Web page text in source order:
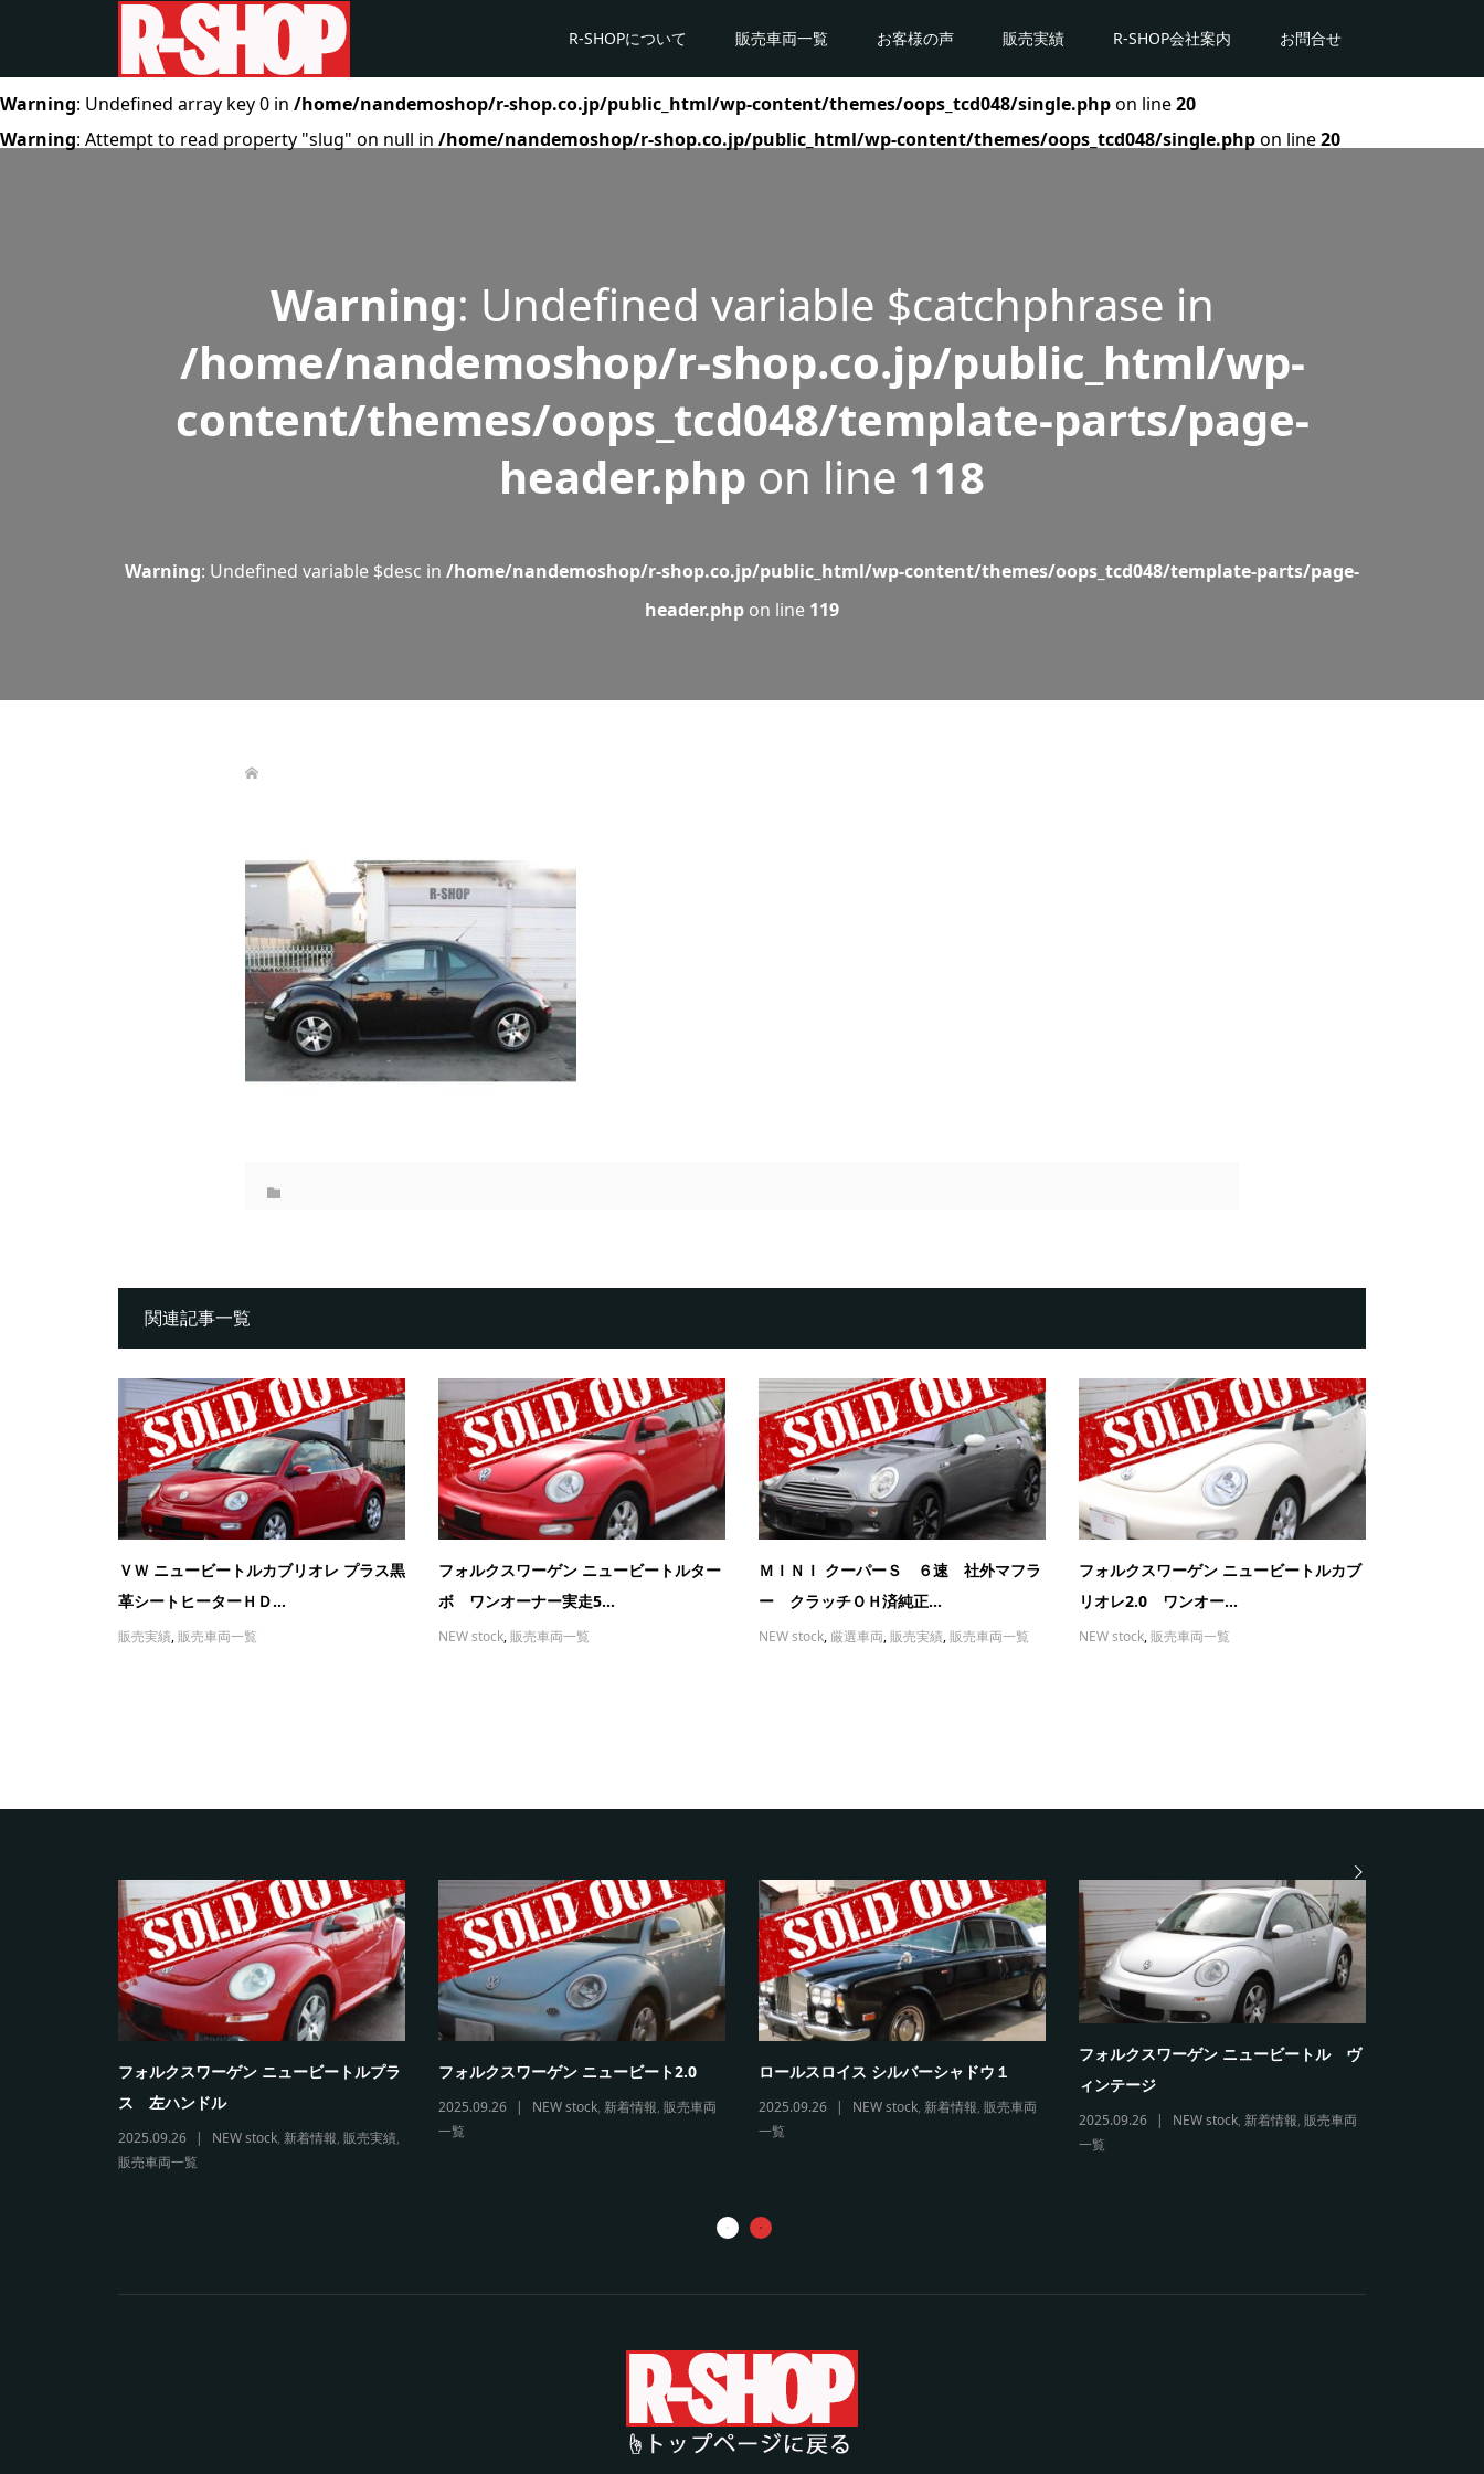
R-SHOPについて 販売車両一覧 お客様の声 販売実績 R-SHOP会社案内 お問合せ
Warning: Undefined array key 0 in /home/nandemoshop/r-shop.co.jp/public_html/wp-content/themes/oops_tcd048/single.phpon line20
Warning: Attempt to read property "slug" on null in /home/nandemoshop/r-shop.co.jp/public_html/wp-content/themes/oops_tcd048/single.phpon line20
Warning: Undefined variable $catchphrase in
/home/nandemoshop/r-shop.co.jp/public_html/wp-
content/themes/oops_tcd048/template-parts/page-
header.php on line 118
Warning: Undefined variable $desc in /home/nandemoshop/r-shop.co.jp/public_html/wp-content/themes/oops_tcd048/template-parts/page-
header.php on line 119
関連記事一覧
ＶＷ ニュービートルカブリオレ プラス黒
革シートヒーターＨＤ...
販売実績,販売車両一覧
フォルクスワーゲン ニュービートルター
ボ ワンオーナー実走5...
NEW stock,販売車両一覧
ＭＩＮＩ クーパーＳ ６速 社外マフラ
ー クラッチＯＨ済純正...
NEW stock, 厳選車両,販売実績,販売車両一覧
フォルクスワーゲン ニュービートルカブ
リオレ2.0 ワンオー...
NEW stock,販売車両一覧
フォルクスワーゲン ニュービートルプラ
ス 左ハンドル
2025.09.26 NEW stock, 新着情報, 販売実績,
販売車両一覧
フォルクスワーゲン ニュービート2.0
2025.09.26 NEW stock, 新着情報, 販売車両
一覧
ロールスロイス シルバーシャドウ１
2025.09.26 NEW stock, 新着情報, 販売車両
一覧
フォルクスワーゲン ニュービートル ヴ
ィンテージ
2025.09.26 NEW stock, 新着情報, 販売車両
一覧